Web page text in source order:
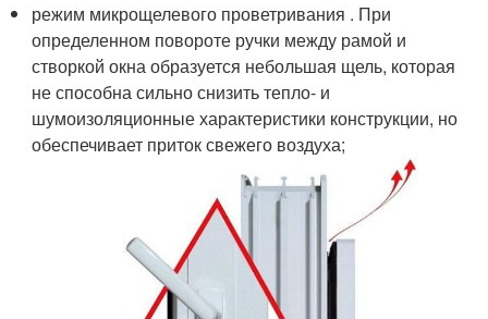
режим микрощелевого проветривания . При
определенном повороте ручки между рамой и
створкой окна образуется небольшая щель, которая
не способна сильно снизить тепло- и
шумоизоляционные характеристики конструкции, но
обеспечивает приток свежего воздуха;